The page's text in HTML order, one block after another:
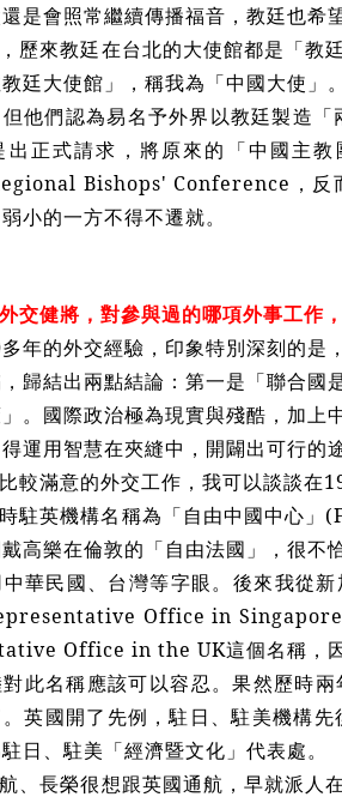
是會照常繼續傳播福音，教廷也希
歷來教廷在台北的大使館都是「教
廷大使館」，稱我為「中國大使」
他們認為易名予外界以教廷製造
出正式請求，將原來的「中國主
Bishops' Conference，反
小的一方不得不遷就。
交健將，對參與過的哪項外事工作
年的外交經驗，印象特別深刻的是
歸結出兩點結論：第一是「聯合國
。國際政治極為現實與殘酷，加
運用智慧在夾縫中，開闢出可行的途
較滿意的外交工作，我可以談談在
駐英機構名稱為「自由中國中心
高樂在倫敦的「自由法國」，很不
華民國、台灣等字眼。後來我從
Office in
Office in the UK這個名稱，因
此名稱應該可以容忍。果然歷時
英國開了先例，駐日、駐美機構
日、駐美「經濟暨文化」代表處。
、長榮很想跟英國通航，早就派人